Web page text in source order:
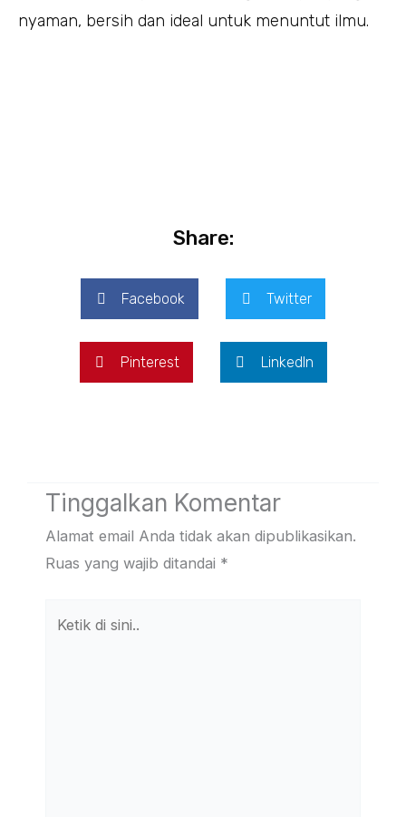
nyaman, bersih dan ideal untuk menuntut ilmu.
Share:
Facebook Twitter
Pinterest LinkedIn
Tinggalkan Komentar
Alamat email Anda tidak akan dipublikasikan.
Ruas yang wajib ditandai *